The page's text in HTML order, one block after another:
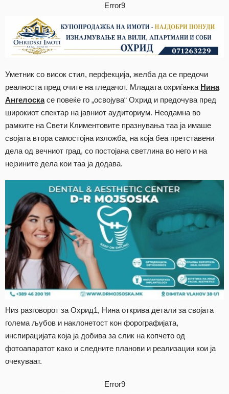
Error9
Уметник со висок стил, перфекција, желба да се предочи
реалноста пред очите на гледачот. Младата охриѓанка Нина
Ангелоскасе повеќе го „освојува“ Охрид и предочува пред
широкиот спектар на јавниот аудиториум. Неодамна во
рамките на Свети Климентовите празнувања таа ја имаше
својата втора самостојна изложба, на која беа претставени
дела од вечниот град, со постојана светлина во него и на
нејзините дела кои таа ја додава.
Низ разговорот за Охрид1, Нина открива детали за својата
голема љубов и наклонетост кон форографијата,
инспирацијата која ја добива за слик на копчето од
фотоапаратот како и следните планови и реализации кои ја
очекуваат.
Error9